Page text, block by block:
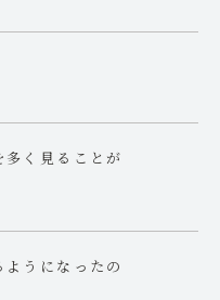
く見ることが
うになったの